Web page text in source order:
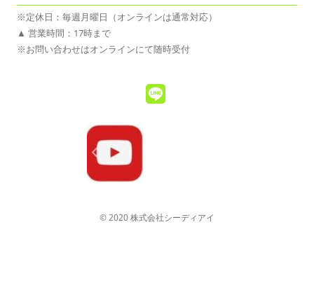
※定休日：毎週月曜日（オンラインは通常対応）
▲ 営業時間：17時まで
※お問い合わせはオンラインにて随時受付
© 2020 株式会社シーディアイ